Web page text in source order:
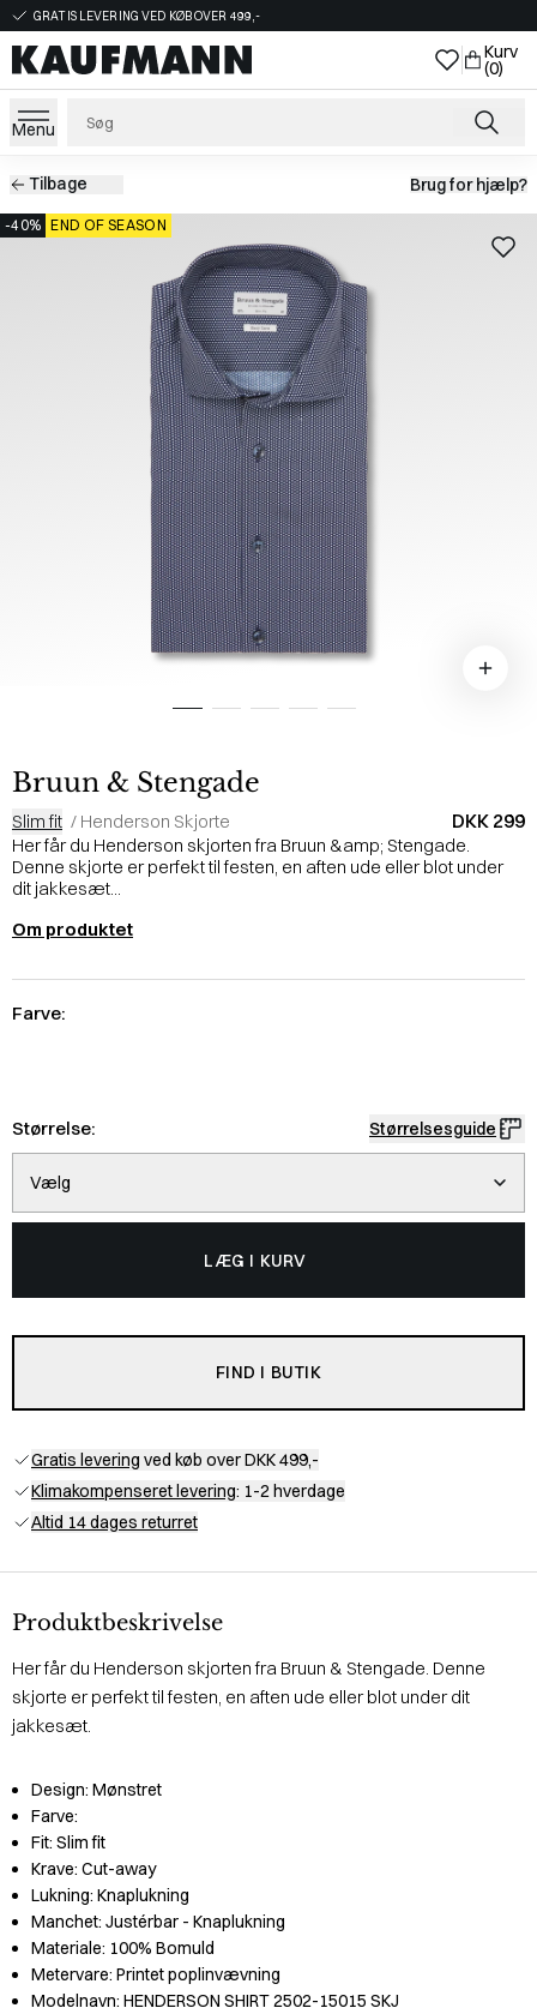
GRATIS LEVERING VED KØB OVER 499,-
Kurv
(0)
Menu
Tilbage Brug for hjælp?
-40% END OF SEASON
Bruun & Stengade
Slim fit / Henderson Skjorte DKK 299
Her får du Henderson skjorten fra Bruun &amp; Stengade.
Denne skjorte er perfekt til festen, en aften ude eller blot under
dit jakkesæt...
Om produktet
Farve:
Størrelse: Størrelsesguide
Vælg
LÆG I KURV
FIND I BUTIK
Gratis levering ved køb over DKK 499,-
Klimakompenseret levering: 1-2 hverdage
Altid 14 dages returret
Produktbeskrivelse
Her får du Henderson skjorten fra Bruun & Stengade. Denne
skjorte er perfekt til festen, en aften ude eller blot under dit
jakkesæt.
Design: Mønstret
Farve:
Fit: Slim fit
Krave: Cut-away
Lukning: Knaplukning
Manchet: Justérbar - Knaplukning
Materiale: 100% Bomuld
Metervare: Printet poplinvævning
Modelnavn: HENDERSON SHIRT 2502-15015 SKJ